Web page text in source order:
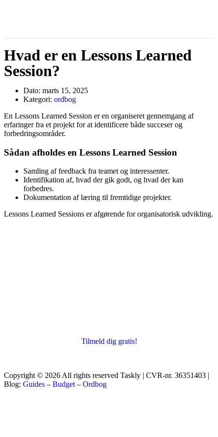
Hvad er en Lessons Learned
Session?
Dato: marts 15, 2025
Kategori: ordbog
En Lessons Learned Session er en organiseret gennemgang af
erfaringer fra et projekt for at identificere både succeser og
forbedringsområder.
Sådan afholdes en Lessons Learned Session
Samling af feedback fra teamet og interessenter.
Identifikation af, hvad der gik godt, og hvad der kan
forbedres.
Dokumentation af læring til fremtidige projekter.
Lessons Learned Sessions er afgørende for organisatorisk udvikling.
Tilmeld dig gratis!
Copyright © 2026 All rights reserved Taskly | CVR-nr. 36351403 |
Blog: Guides – Budget – Ordbog